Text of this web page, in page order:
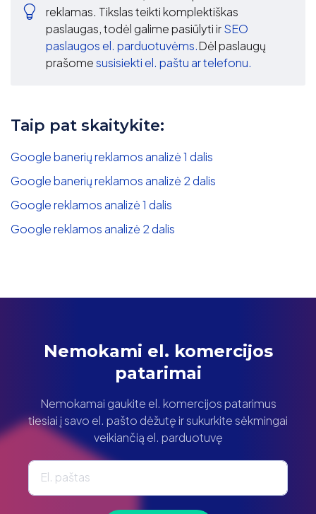
reklamas. Tikslas teikti komplektiškas
paslaugas, todėl galime pasiūlyti irSEO
paslaugos el. parduotuvėms.Dėl paslaugų
prašomesusisiekti el. paštu ar telefonu.
Taip pat skaitykite:
Google banerių reklamos analizė 1 dalis
Google banerių reklamos analizė 2 dalis
Google reklamos analizė 1 dalis
Google reklamos analizė 2 dalis
Nemokami el. komercijos
patarimai
Nemokamai gaukite el. komercijos patarimus
tiesiai į savo el. pašto dėžutę ir sukurkite sėkmingai
veikiančią el. parduotuvę
El. paštas